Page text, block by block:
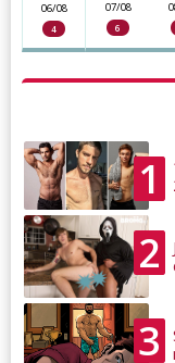
06/08
4
07/08
6
1
2
3